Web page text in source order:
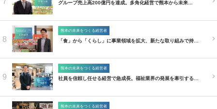
グループ売上高200億円を達成。多角化経営で熊本から未来…
8
熊本の未来をつくる経営者
「食」から「くらし」に事業領域を拡大、新たな取り組みで持…
9
熊本の未来をつくる経営者
社員を信頼し任せる経営で急成長。福祉業界の発展を牽引する…
熊本の未来をつくる経営者